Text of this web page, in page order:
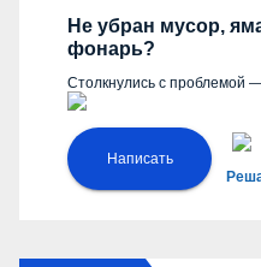
Не убран мусор,
фонарь?
Столкнулись с проблемой
Написать